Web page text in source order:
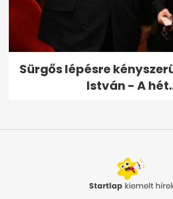
Sürgős lépésre
István - A